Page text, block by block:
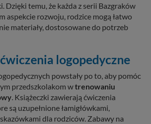
Dzięki temu, że każda z serii Bazgraków
aspekcie rozwoju, rodzice mogą łatwo
materiały, dostosowane do potrzeb
logopedyczne
powstały po to, aby pomóc
przedszkolakom wtrenowaniu
. Książeczki zawierają ćwiczenia
są uzupełnione łamigłówkami,
dla rodziców. Zabawy na